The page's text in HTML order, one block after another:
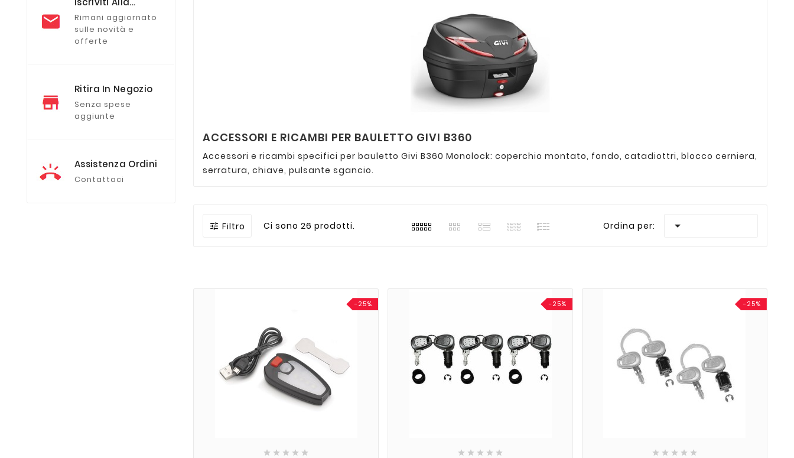
Newsletter
Rimani aggiornato
sulle novità e
offerte
Ritira In Negozio
Senza spese
aggiunte
Assistenza Ordini
Contattaci
ACCESSORI E RICAMBI PER BAULETTO GIVI B360
Accessori e ricambi specifici per bauletto Givi B360 Monolock: coperchio montato, fondo, catadiottri, blocco cerniera,
serratura, chiave, pulsante sgancio.
 Filtro Ci sono 26 prodotti. Ordina per: 
-25%
    
-25%
    
-25%
    